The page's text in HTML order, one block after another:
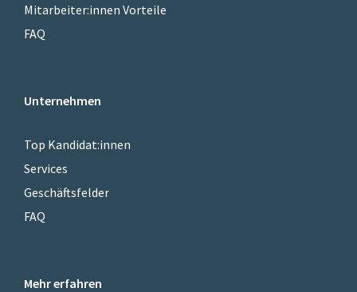
Mitarbeiter:innen Vorteile
FAQ
Unternehmen
Top Kandidat:innen
Services
Geschäftsfelder
FAQ
Mehr erfahren